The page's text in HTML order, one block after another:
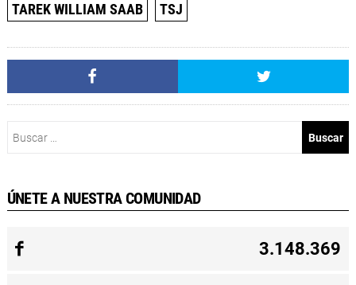
TAREK WILLIAM SAAB
TSJ
ÚNETE A NUESTRA COMUNIDAD
3.148.369